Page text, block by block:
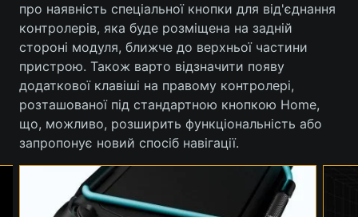
Лонгріди
Відео з Youtube Статті
Інтерв'ю Думки
Вакансії
Послуги
про наявність спеціальної кнопки для від'єднання
контролерів, яка буде розміщена на задній
стороні модуля, ближче до верхньої частини
пристрою. Також варто відзначити появу
додаткової клавіші на правому контролері,
розташованої під стандартною кнопкою Home,
що, можливо, розширить функціональність або
запропонує новий спосіб навігації.